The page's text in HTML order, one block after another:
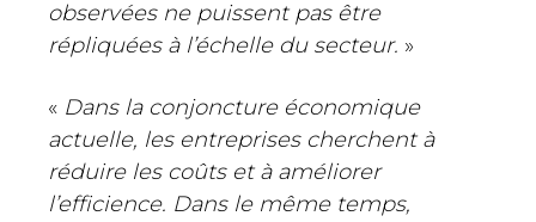
observées ne puissent pas être
répliquées à l’échelle du secteur. »
« Dans la conjoncture économique
actuelle, les entreprises cherchent à
réduire les coûts et à améliorer
l’efficience. Dans le même temps,